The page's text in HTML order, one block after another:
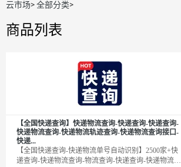
云市场>全部分类>
商品列表
【全国快递查询】快递物流查询-快递查询-快递查询-
快递物流查询-快递物流轨迹查询-快递物流查询接口-
快递...
【全国快递查询-快递物流单号自动识别】2500家+快
递查询-快递物流查询-物流查询-快递查询-快递物流查